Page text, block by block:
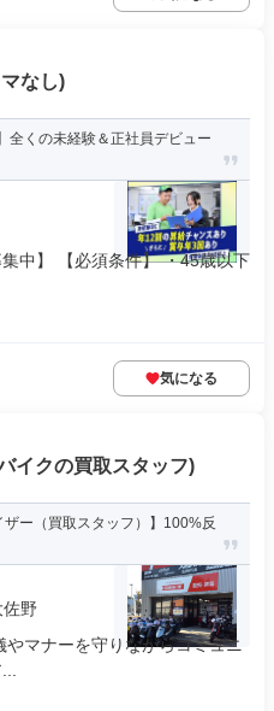
なし)
全くの未経験＆正社員デビュー
中】 【必須条件】 ・45歳以下
気になる
イクの買取スタッフ)
ザー（買取スタッフ）】100%反
野
マナーを守りながらコミュニ